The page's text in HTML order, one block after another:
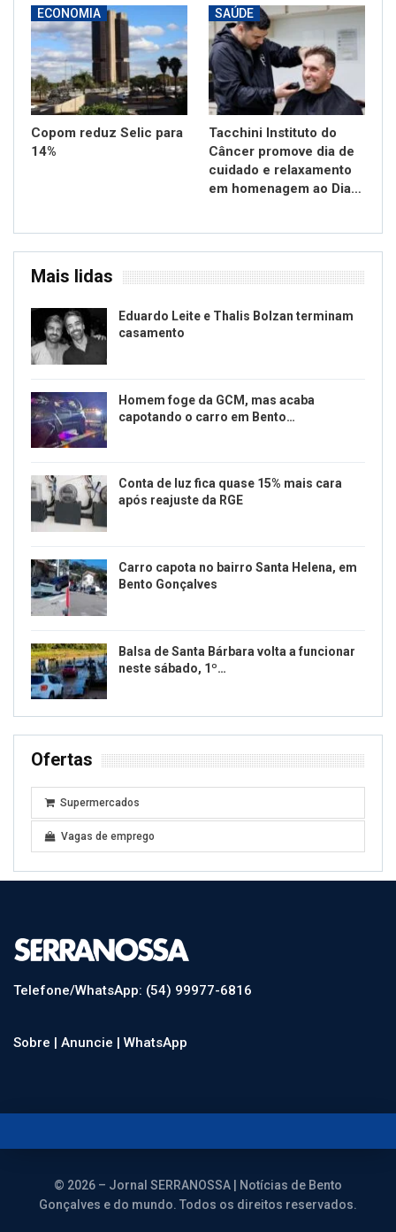
ECONOMIA
Copom reduz Selic para
14%
SAÚDE
Tacchini Instituto do
Câncer promove dia de
cuidado e relaxamento
em homenagem ao Dia…
Mais lidas
Eduardo Leite e Thalis Bolzan terminam
casamento
Homem foge da GCM, mas acaba
capotando o carro em Bento…
Conta de luz fica quase 15% mais cara
após reajuste da RGE
Carro capota no bairro Santa Helena, em
Bento Gonçalves
Balsa de Santa Bárbara volta a funcionar
neste sábado, 1º…
Ofertas
Supermercados
Vagas de emprego
Telefone/WhatsApp: (54) 99977-6816
Sobre | Anuncie | WhatsApp
© 2026 – Jornal SERRANOSSA | Notícias de Bento
Gonçalves e do mundo. Todos os direitos reservados.